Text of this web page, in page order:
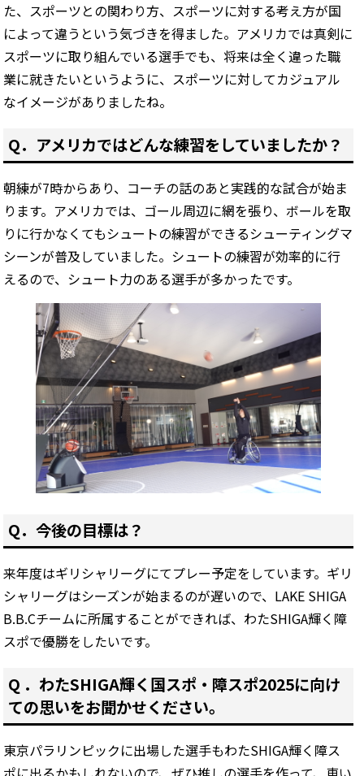
た、スポーツとの関わり方、スポーツに対する考え方が国
によって違うという気づきを得ました。アメリカでは真剣に
スポーツに取り組んでいる選手でも、将来は全く違った職
業に就きたいというように、スポーツに対してカジュアル
なイメージがありましたね。
Q．アメリカではどんな練習をしていましたか？
朝練が7時からあり、コーチの話のあと実践的な試合が始ま
ります。アメリカでは、ゴール周辺に網を張り、ボールを取
りに行かなくてもシュートの練習ができるシューティングマ
シーンが普及していました。シュートの練習が効率的に行
えるので、シュート力のある選手が多かったです。
Q．今後の目標は？
来年度はギリシャリーグにてプレー予定をしています。ギリ
シャリーグはシーズンが始まるのが遅いので、LAKE SHIGA
B.B.Cチームに所属することができれば、わたSHIGA輝く障
スポで優勝をしたいです。
Q ．わたSHIGA輝く国スポ・障スポ2025に向け
ての思いをお聞かせください。
東京パラリンピックに出場した選手もわたSHIGA輝く障ス